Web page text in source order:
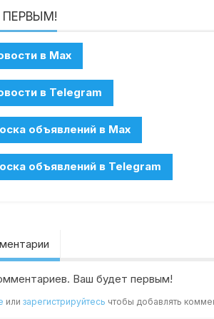
ПЕРВЫМ!
Ваш будет первым!
илизарегистрируйтесь чтобы добавлять